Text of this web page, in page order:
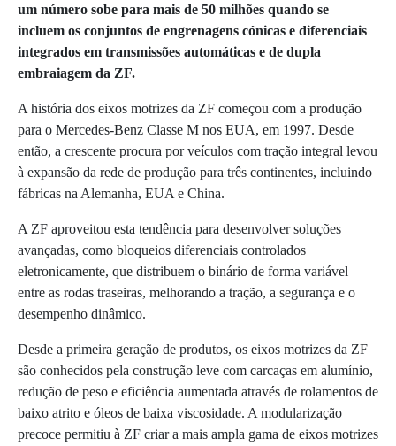
um número sobe para mais de 50 milhões quando se
incluem os conjuntos de engrenagens cónicas e diferenciais
integrados em transmissões automáticas e de dupla
embraiagem da ZF.
A história dos eixos motrizes da ZF começou com a produção
para o Mercedes-Benz Classe M nos EUA, em 1997. Desde
então, a crescente procura por veículos com tração integral levou
à expansão da rede de produção para três continentes, incluindo
fábricas na Alemanha, EUA e China.
A ZF aproveitou esta tendência para desenvolver soluções
avançadas, como bloqueios diferenciais controlados
eletronicamente, que distribuem o binário de forma variável
entre as rodas traseiras, melhorando a tração, a segurança e o
desempenho dinâmico.
Desde a primeira geração de produtos, os eixos motrizes da ZF
são conhecidos pela construção leve com carcaças em alumínio,
redução de peso e eficiência aumentada através de rolamentos de
baixo atrito e óleos de baixa viscosidade. A modularização
precoce permitiu à ZF criar a mais ampla gama de eixos motrizes